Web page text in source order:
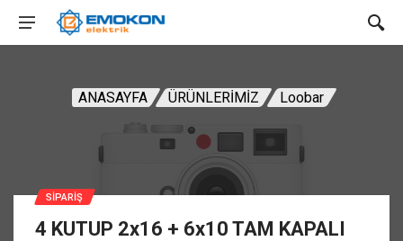
ANASAYFA ÜRÜNLERİMİZ Loobar
4 KUTUP 2x16 + 6x10 TAM KAPALI
SIPARIŞ